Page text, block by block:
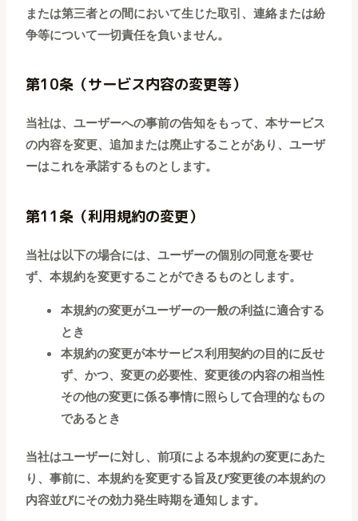
または第三者との間において生じた取引、連絡または紛
争等について一切責任を負いません。
第10条（サービス内容の変更等）
当社は、ユーザーへの事前の告知をもって、本サービス
の内容を変更、追加または廃止することがあり、ユーザ
ーはこれを承諾するものとします。
第11条（利用規約の変更）
当社は以下の場合には、ユーザーの個別の同意を要せ
ず、本規約を変更することができるものとします。
本規約の変更がユーザーの一般の利益に適合する
とき
本規約の変更が本サービス利用契約の目的に反せ
ず、かつ、変更の必要性、変更後の内容の相当性
その他の変更に係る事情に照らして合理的なもの
であるとき
当社はユーザーに対し、前項による本規約の変更にあた
り、事前に、本規約を変更する旨及び変更後の本規約の
内容並びにその効力発生時期を通知します。